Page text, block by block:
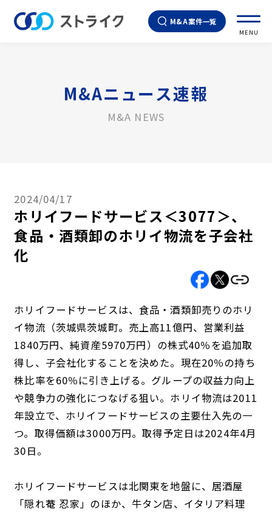
M&A案件一覧
MENU
M&Aニュース速報
M&A NEWS
2024/04/17
ホリイフードサービス＜3077＞、
食品・酒類卸のホリイ物流を子会社
化
ホリイフードサービスは、食品・酒類卸売りのホリ
イ物流（茨城県茨城町。売上高11億円、営業利益
1840万円、純資産5970万円）の株式40％を追加取
得し、子会社化することを決めた。現在20％の持ち
株比率を60％に引き上げる。グループの収益力向上
や競争力の強化につなげる狙い。ホリイ物流は2011
年設立で、ホリイフードサービスの主要仕入先の一
つ。取得価額は3000万円。取得予定日は2024年4月
30日。
ホリイフードサービスは北関東を地盤に、居酒屋
「隠れ菴 忍家」のほか、牛タン店、イタリア料理